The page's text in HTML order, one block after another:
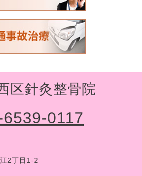
区針灸整骨院
6539-0117
2丁目1-2